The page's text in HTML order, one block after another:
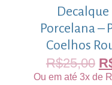
Porcelana –
Coelhos
R$25,00
Ou em até 3x de